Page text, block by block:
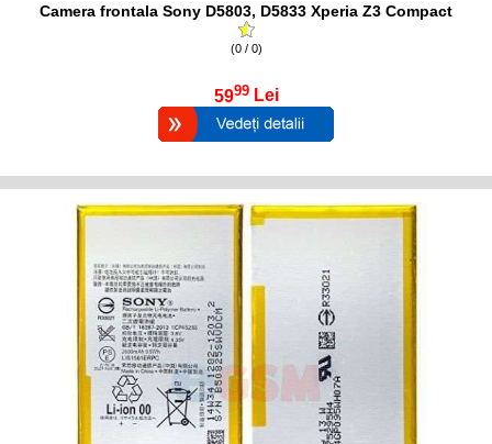
Camera frontala Sony D5803, D5833 Xperia Z3 Compact
(0 / 0)
5999 Lei